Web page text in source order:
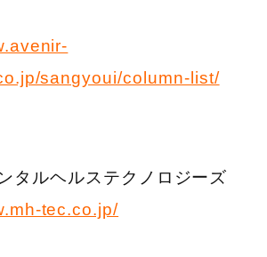
sangyoui/column-list/
タルヘルステクノロジーズ
tec.co.jp/